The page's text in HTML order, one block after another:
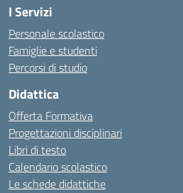
I Servizi
Personale scolastico
Famiglie e studenti
Percorsi di studio
Didattica
Offerta Formativa
Progettazioni disciplinari
Libri di testo
Calendario scolastico
Le schede didattiche